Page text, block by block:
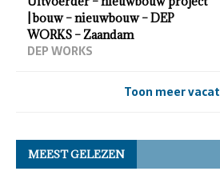
| bouw – nieuwbouw – DEP
WORKS – Zaandam
DEP WORKS
Toon meer
MEEST GELEZEN